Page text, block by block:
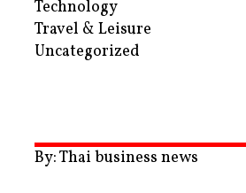
Technology
Travel & Leisure
Uncategorized
By: Thai business news